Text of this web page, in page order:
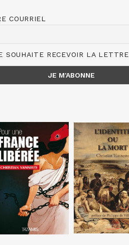
COURRIEL
SOUHAITE RECEVOIR LA LETTRE